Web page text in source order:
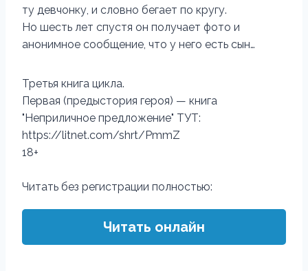
ту девчонку, и словно бегает по кругу.
Но шесть лет спустя он получает фото и
анонимное сообщение, что у него есть сын…
Третья книга цикла.
Первая (предыстория героя) — книга
"Неприличное предложение" ТУТ:
https://litnet.com/shrt/PmmZ
18+
Читать без регистрации полностью:
Читать онлайн